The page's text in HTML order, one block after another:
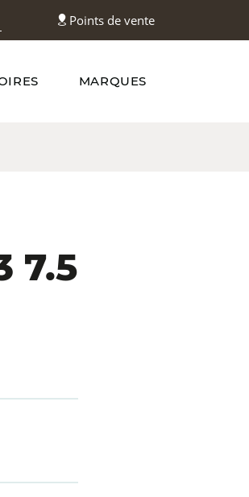
Points de vente
MARQUES
7.5